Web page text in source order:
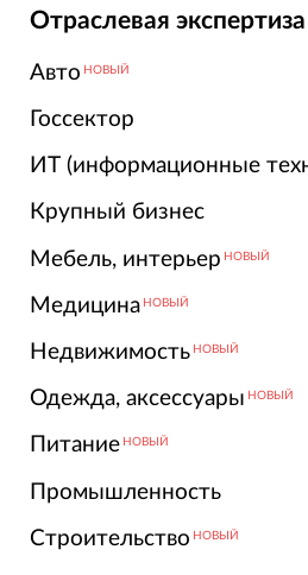
Отраслевая экспертиза
Авто НОВЫЙ
Госсектор
ИТ (информационные
Крупный бизнес
Мебель, интерьер НОВЫЙ
Медицина НОВЫЙ
Недвижимость НОВЫЙ
Одежда, аксессуары НОВЫЙ
Питание НОВЫЙ
Промышленность
Строительство НОВЫЙ